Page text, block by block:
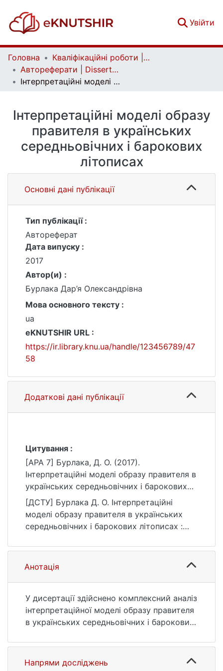
Увійти
Головна
Кваліфікаційні роботи | Qualifying works
Автореферати | Dissertation abstract
Інтерпретаційні моделі образу правителя в українських середньовічних і барокових літописах
Інтерпретаційні моделі образу
правителя в українських
середньовічних і барокових
літописах
Основні дані публікації
Тип публікації :
Автореферат
Дата випуску :
2017
Автор(и) :
Бурлака Дар’я Олександрівна
Мова основного тексту :
ua
eKNUTSHIR URL :
https://ir.library.knu.ua/handle/123456789/47
58
Додаткові дані публікації
Цитування :
[APA 7] Бурлака, Д. О. (2017).
Інтерпретаційні моделі образу правителя в
українських середньовічних і барокових
літописах [Автореф. дис. канд. філол. наук,
Київський національний університет імені
Тараса Шевченка]. eKNUTSHIR.
https://ir.library.knu.ua/handle/123456789/47
58
[ДСТУ] Бурлака Д. О. Інтерпретаційні
моделі образу правителя в українських
середньовічних і барокових літописах :
Гуманітарні науки. Київ, 2017. 22 с. URL:
https://ir.library.knu.ua/handle/123456789/47
58 (дата звернення: 25.07.2026).
Анотація
У дисертації здійснено комплексний аналіз
інтерпретаційної моделі образу правителя
в українських середньовічних і барокових
вивчення інтерпретаційних моделей
образу правителя в українських
Напрями досліджень